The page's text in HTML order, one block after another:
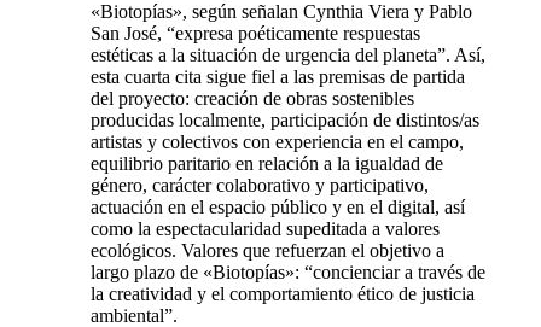
«Biotopías», según señalan Cynthia Viera y Pablo
San José, “expresa poéticamente respuestas
estéticas a la situación de urgencia del planeta”. Así,
esta cuarta cita sigue fiel a las premisas de partida
del proyecto: creación de obras sostenibles
producidas localmente, participación de distintos/as
artistas y colectivos con experiencia en el campo,
equilibrio paritario en relación a la igualdad de
género, carácter colaborativo y participativo,
actuación en el espacio público y en el digital, así
como la espectacularidad supeditada a valores
ecológicos. Valores que refuerzan el objetivo a
largo plazo de «Biotopías»: “concienciar a través de
la creatividad y el comportamiento ético de justicia
ambiental”.